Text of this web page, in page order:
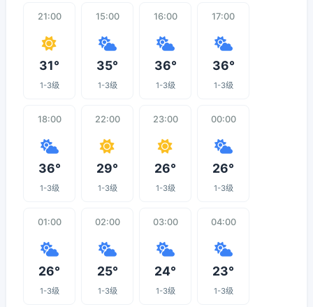
21:00
31°
1-3级
15:00
35°
1-3级
16:00
36°
1-3级
17:00
36°
1-3级
18:00
36°
1-3级
22:00
29°
1-3级
23:00
26°
1-3级
00:00
26°
1-3级
01:00
26°
1-3级
02:00
25°
1-3级
03:00
24°
1-3级
04:00
23°
1-3级